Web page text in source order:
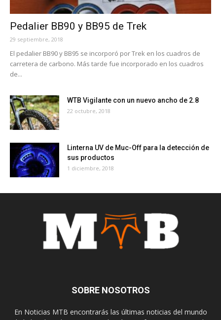
Pedalier BB90 y BB95 de Trek
29 septiembre, 2018
El pedalier BB90 y BB95 se incorporó por Trek en los cuadros de
carretera de carbono. Más tarde fue incorporado en los cuadros
de...
WTB Vigilante con un nuevo ancho de 2.8
22 octubre, 2018
Linterna UV de Muc-Off para la detección de
sus productos
1 diciembre, 2018
SOBRE NOSOTROS
En Noticias MTB encontrarás las últimas noticias del mundo